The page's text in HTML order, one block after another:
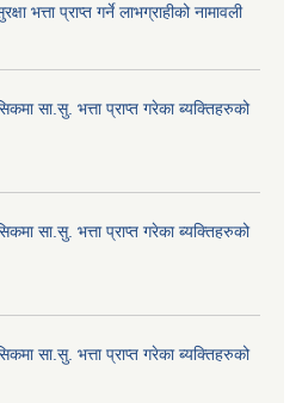
भत्ता प्राप्त गर्ने लाभग्राहीको नामावली
सा.सु. भत्ता प्राप्त गरेका ब्यक्तिहरुको
सा.सु. भत्ता प्राप्त गरेका ब्यक्तिहरुको
सा.सु. भत्ता प्राप्त गरेका ब्यक्तिहरुको